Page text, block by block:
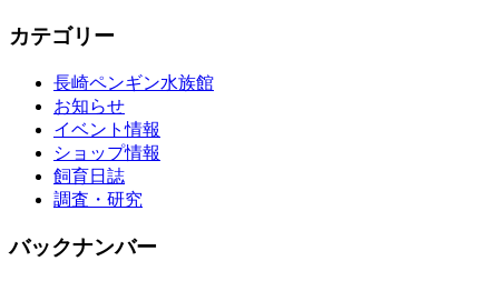
カテゴリー
長崎ペンギン水族館
お知らせ
イベント情報
ショップ情報
飼育日誌
調査・研究
バックナンバー